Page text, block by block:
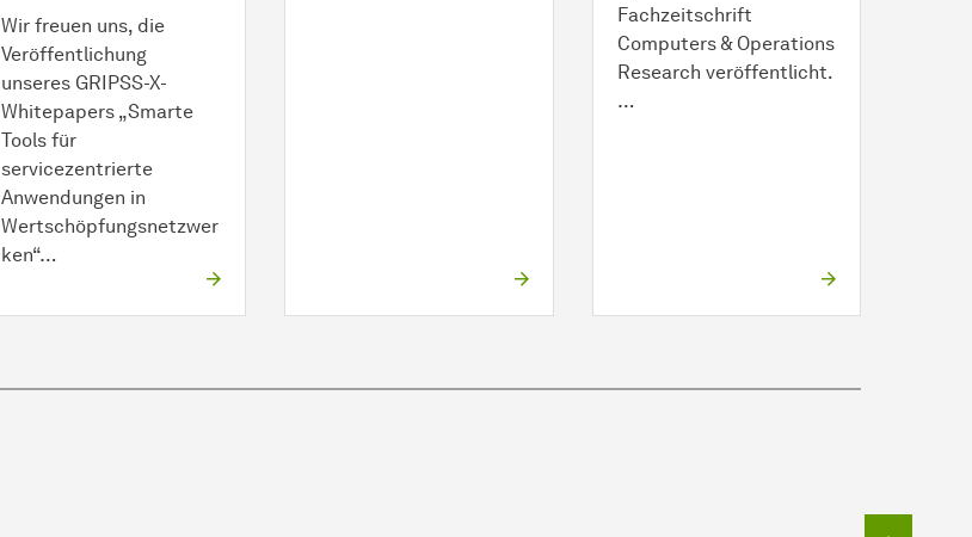
Wir freuen uns, die
Veröffentlichung
unseres GRIPSS-X-
Whitepapers „Smarte
Tools für
servicezentrierte
Anwendungen in
Wertschöpfungsnetzwer
ken“…
Fachzeitschrift
Computers & Operations
Research veröffentlicht.
…